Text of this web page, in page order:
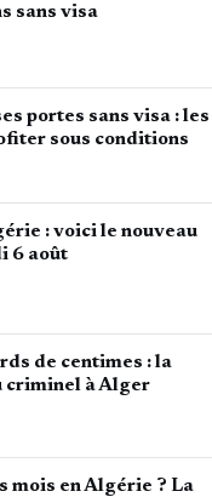
sans visa
portes sans visa : les
sous conditions
: voici le nouveau
6 août
de centimes : la
criminel à Alger
mois en Algérie ? La